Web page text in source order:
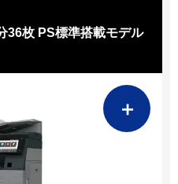
枚 PS標準搭載モデル
＋